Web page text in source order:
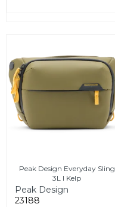
Peak Design Everyday Sling
3L I Kelp
Peak Design
23188